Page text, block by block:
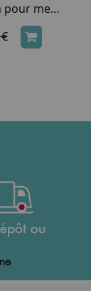
Tiroir métallique 100cm pour meuble avec découpe siphon - SALGAR Réf. 103145
ou